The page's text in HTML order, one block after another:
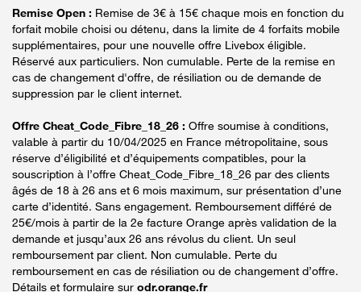
Remise Open : Remise de 3€ à 15€ chaque mois en fonction du
forfait mobile choisi ou détenu, dans la limite de 4 forfaits mobile
supplémentaires, pour une nouvelle offre Livebox éligible.
Réservé aux particuliers. Non cumulable. Perte de la remise en
cas de changement d'offre, de résiliation ou de demande de
suppression par le client internet.
Offre Cheat_Code_Fibre_18_26 : Offre soumise à conditions,
valable à partir du 10/04/2025 en France métropolitaine, sous
réserve d’éligibilité et d’équipements compatibles, pour la
souscription à l’offre Cheat_Code_Fibre_18_26 par des clients
âgés de 18 à 26 ans et 6 mois maximum, sur présentation d’une
carte d’identité. Sans engagement. Remboursement différé de
25€/mois à partir de la 2e facture Orange après validation de la
demande et jusqu’aux 26 ans révolus du client. Un seul
remboursement par client. Non cumulable. Perte du
remboursement en cas de résiliation ou de changement d’offre.
Détails et formulaire sur odr.orange.fr